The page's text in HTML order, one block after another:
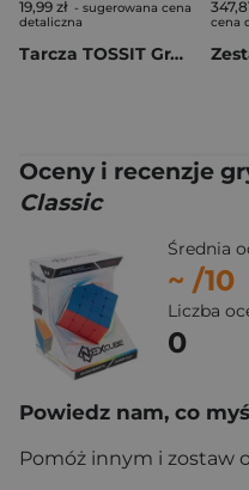
19,99 zł - sugerowana cena
detaliczna
Tarcza TOSSIT Gra w obowiązki & Cornhole
cena
Oceny i recenzje
Classic
Średnia
~ /10
Liczba
0
Powiedz nam, co
Pomóż innym i zostaw